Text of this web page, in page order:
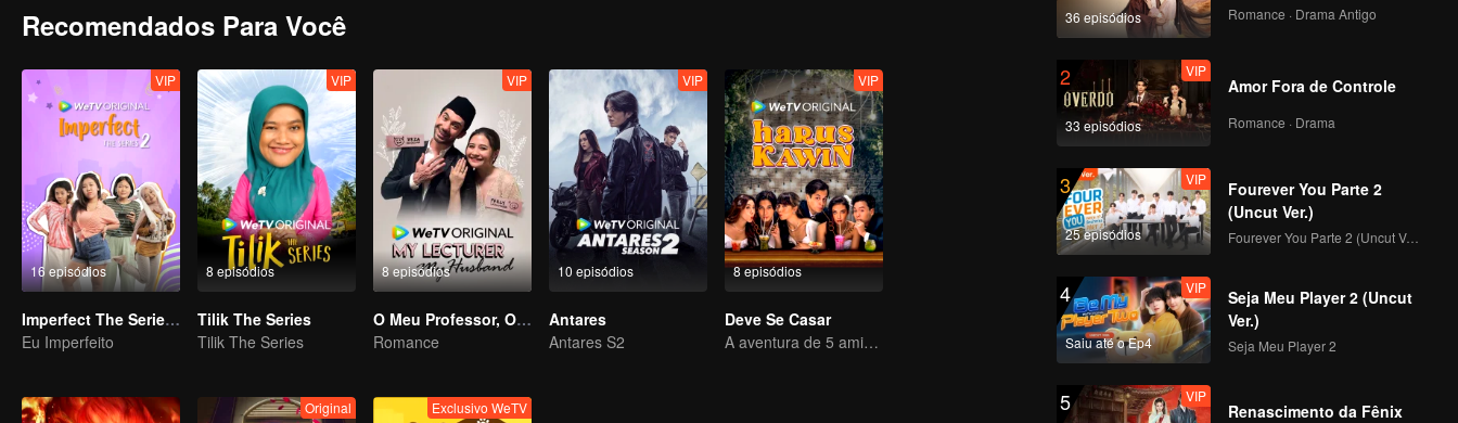
Recomendados Para Você
16 episódios
VIP
Imperfect The Series S2
Eu Imperfeito
8 episódios
VIP
Tilik The Series
Tilik The Series
8 episódios
VIP
O Meu Professor, O Meu Marido
Romance
10 episódios
VIP
Antares
Antares S2
8 episódios
VIP
Deve Se Casar
A aventura de 5 amigos em busca de uma alma gêmea!
Original Exclusivo WeTV
36 episódios Romance · Drama Antigo
2
33 episódios
VIP
Amor Fora de Controle
Romance · Drama
3
25 episódios
VIP
Fourever You Parte 2
(Uncut Ver.)
Fourever You Parte 2 (Uncut Ver.)
4
Saiu até o Ep4
VIP
Seja Meu Player 2 (Uncut
Ver.)
Seja Meu Player 2
5 VIP
Renascimento da Fênix